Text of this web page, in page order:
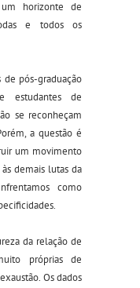
horizonte de
e todos os
pós-graduação
estudantes de
se reconheçam
a questão é
um movimento
às demais lutas da
como
da relação de
próprias de
Os dados